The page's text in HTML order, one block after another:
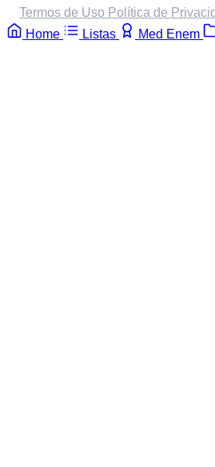
Termos de Uso Política de
Home
Listas Med Enem